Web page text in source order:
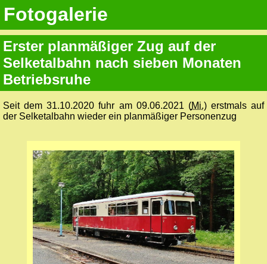
Fotogalerie
Erster planmäßiger Zug auf der
Selketalbahn nach sieben Monaten
Betriebsruhe
Seit dem 31.10.2020 fuhr am 09.06.2021 (Mi.) erstmals auf
der Selketalbahn wieder ein planmäßiger Personenzug